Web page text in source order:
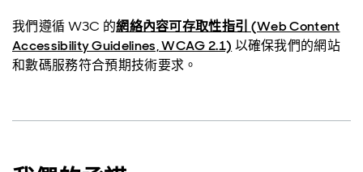
我們遵循 W3C 的網絡內容可存取性指引 (Web Content
Accessibility Guidelines, WCAG 2.1) 以確保我們的網站
和數碼服務符合預期技術要求。